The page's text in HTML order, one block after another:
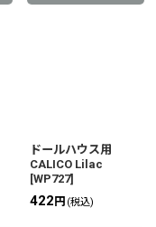
ドールハウス用
CALICO Lilac
[WP727]
422 円 (税込)